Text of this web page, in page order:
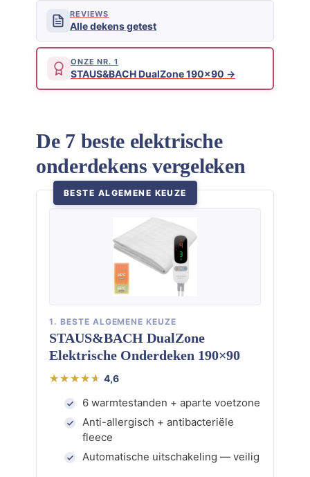
REVIEWS
Alle dekens getest
ONZE NR. 1
STAUS&BACH DualZone 190×90
De 7 beste elektrische
onderdekens vergeleken
BESTE ALGEMENE KEUZE
1. BESTE ALGEMENE KEUZE
STAUS&BACH DualZone
Elektrische Onderdeken 190×90
4,6
6 warmtestanden + aparte voetzone
Anti-allergisch + antibacteriële
fleece
Automatische uitschakeling — veilig